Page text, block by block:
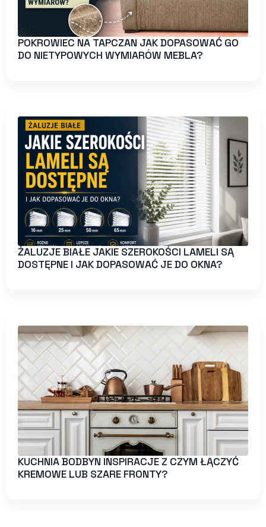
POKROWIEC NA TAPCZAN JAK DOPASOWAĆ GO
DO NIETYPOWYCH WYMIARÓW MEBLA?
ŻALUZJE BIAŁE JAKIE SZEROKOŚCI LAMELI SĄ
DOSTĘPNE I JAK DOPASOWAĆ JE DO OKNA?
KUCHNIA BODBYN INSPIRACJE Z CZYM ŁĄCZYĆ
KREMOWE LUB SZARE FRONTY?